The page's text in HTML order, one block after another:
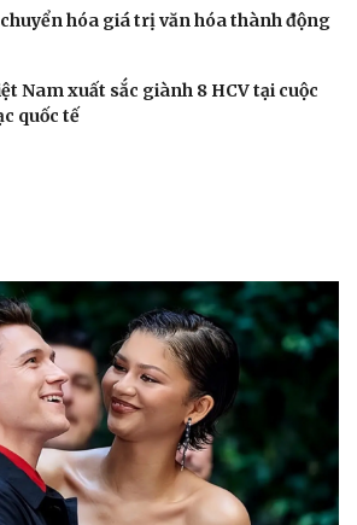
hóa giá trị văn hóa thành động
Nam xuất sắc giành 8 HCV tại cuộc
quốc tế